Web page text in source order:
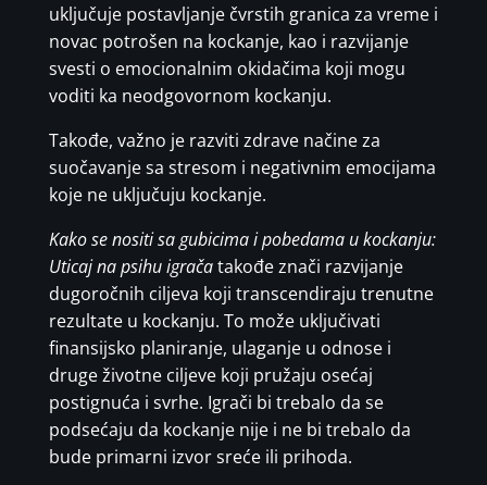
uključuje postavljanje čvrstih granica za vreme i
novac potrošen na kockanje, kao i razvijanje
svesti o emocionalnim okidačima koji mogu
voditi ka neodgovornom kockanju.
Takođe, važno je razviti zdrave načine za
suočavanje sa stresom i negativnim emocijama
koje ne uključuju kockanje.
Kako se nositi sa gubicima i pobedama u kockanju:
Uticaj na psihu igračatakođe znači razvijanje
dugoročnih ciljeva koji transcendiraju trenutne
rezultate u kockanju. To može uključivati
finansijsko planiranje, ulaganje u odnose i
druge životne ciljeve koji pružaju osećaj
postignuća i svrhe. Igrači bi trebalo da se
podsećaju da kockanje nije i ne bi trebalo da
bude primarni izvor sreće ili prihoda.